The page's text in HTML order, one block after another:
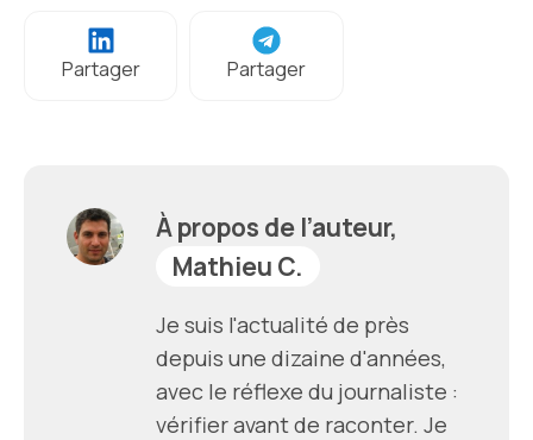
Partager Partager
À propos de l’auteur,
Mathieu C.
Je suis l'actualité de près
depuis une dizaine d'années,
avec le réflexe du journaliste :
vérifier avant de raconter. Je